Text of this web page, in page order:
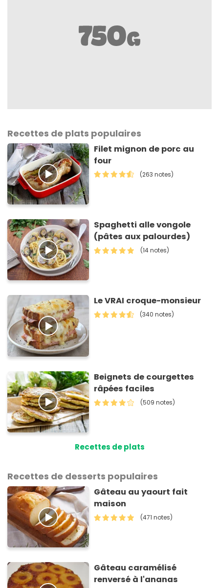
Recettes de plats populaires
Filet mignon de porc au
four
(263 notes)
Spaghetti alle vongole
(pâtes aux palourdes)
(14 notes)
Le VRAI croque-monsieur
(340 notes)
Beignets de courgettes
râpées faciles
(509 notes)
Recettes de plats
Recettes de desserts populaires
Gâteau au yaourt fait
maison
(471 notes)
Gâteau caramélisé
renversé à l'ananas